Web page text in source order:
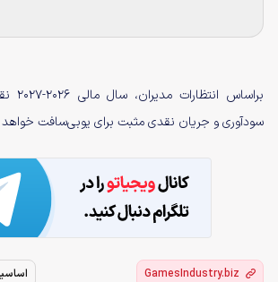
سودآوری و جریان نقدی مثبت برای یوبی‌سافت خواهد
GamesIndustry.biz